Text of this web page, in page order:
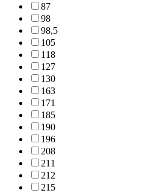
87
98
98,5
105
118
127
130
163
171
185
190
196
208
211
212
215